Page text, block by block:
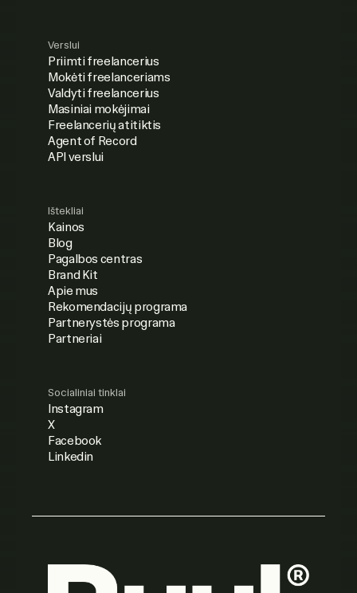
Verslui
Priimti freelancerius
Mokėti freelanceriams
Valdyti freelancerius
Masiniai mokėjimai
Freelancerių atitiktis
Agent of Record
API verslui
Ištekliai
Kainos
Blog
Pagalbos centras
Brand Kit
Apie mus
Rekomendacijų programa
Partnerystės programa
Partneriai
Socialiniai tinklai
Instagram
X
Facebook
Linkedin